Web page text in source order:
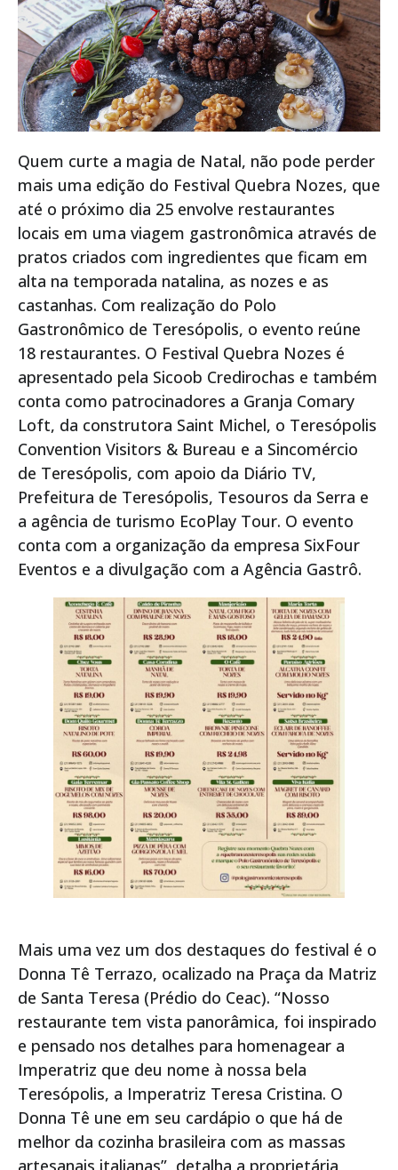
Quem curte a magia de Natal, não pode perder
mais uma edição do Festival Quebra Nozes, que
até o próximo dia 25 envolve restaurantes
locais em uma viagem gastronômica através de
pratos criados com ingredientes que ficam em
alta na temporada natalina, as nozes e as
castanhas. Com realização do Polo
Gastronômico de Teresópolis, o evento reúne
18 restaurantes. O Festival Quebra Nozes é
apresentado pela Sicoob Credirochas e também
conta como patrocinadores a Granja Comary
Loft, da construtora Saint Michel, o Teresópolis
Convention Visitors & Bureau e a Sincomércio
de Teresópolis, com apoio da Diário TV,
Prefeitura de Teresópolis, Tesouros da Serra e
a agência de turismo EcoPlay Tour. O evento
conta com a organização da empresa SixFour
Eventos e a divulgação com a Agência Gastrô.
Mais uma vez um dos destaques do festival é o
Donna Tê Terrazo, ocalizado na Praça da Matriz
de Santa Teresa (Prédio do Ceac). “Nosso
restaurante tem vista panorâmica, foi inspirado
e pensado nos detalhes para homenagear a
Imperatriz que deu nome à nossa bela
Teresópolis, a Imperatriz Teresa Cristina. O
Donna Tê une em seu cardápio o que há de
melhor da cozinha brasileira com as massas
artesanais italianas”, detalha a proprietária,